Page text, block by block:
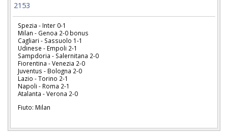
2153
Spezia - Inter 0-1
Milan - Genoa 2-0 bonus
Cagliari - Sassuolo 1-1
Udinese - Empoli 2-1
Sampdoria - Salernitana 2-0
Fiorentina - Venezia 2-0
Juventus - Bologna 2-0
Lazio - Torino 2-1
Napoli - Roma 2-1
Atalanta - Verona 2-0
Fiuto: Milan